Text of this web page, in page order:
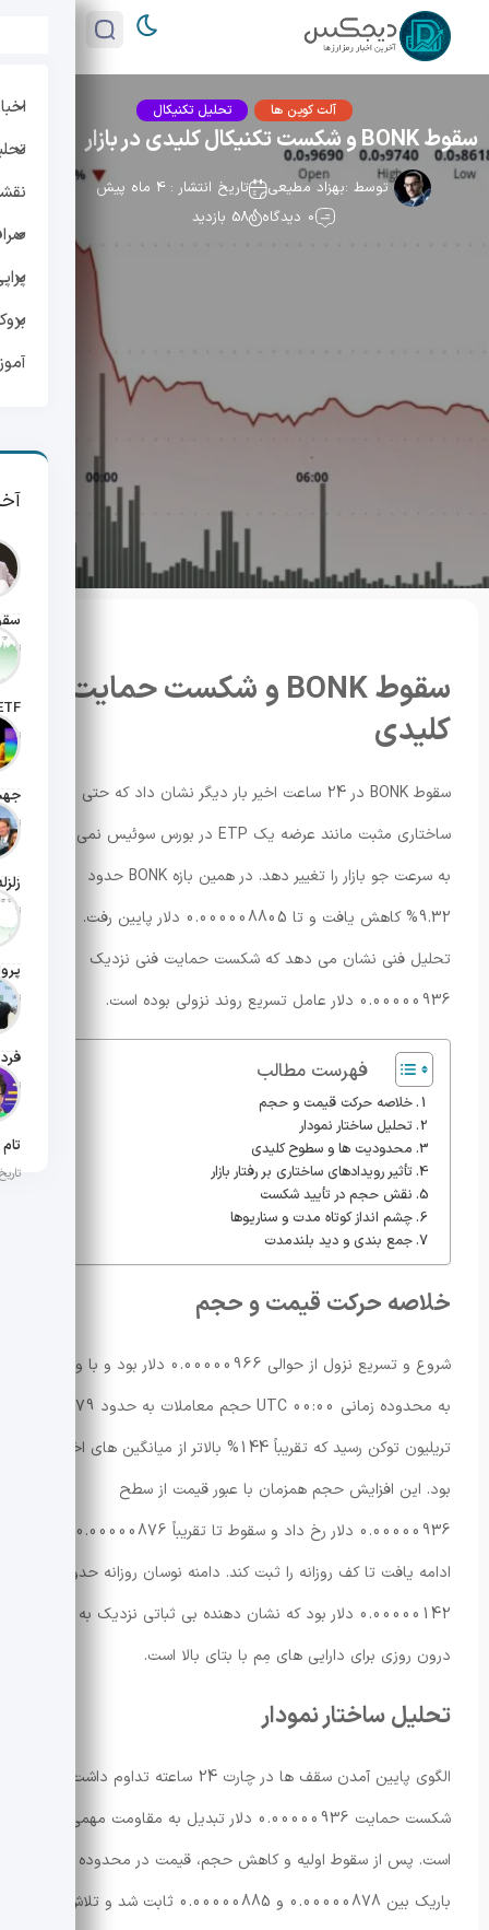
تاریخ
تاریخ
تاریخ
تاریخ
تاریخ
تاریخ
تاریخ
آلت کوین ها تحلیل تکنیکال
سقوط BONK و شکست تکنیکال کلیدی در بازار
توسط :بهزاد مطیعی
تاریخ انتشار : 4 ماه پیش
0 دیدگاه
58 بازدید
سقوط BONK و شکست حمایت
کلیدی
سقوط BONK در 24 ساعت اخیر بار دیگر نشان داد که حتی اخبار
ساختاری مثبت مانند عرضه یک ETP در بورس سوئیس نمی تواند
به سرعت جو بازار را تغییر دهد. در همین بازه BONK حدود
9.32% کاهش یافت و تا 0.000008805 دلار پایین رفت.
تحلیل فنی نشان می دهد که شکست حمایت فنی نزدیک
0.00000936 دلار عامل تسریع روند نزولی بوده است.
فهرست مطالب
خلاصه حرکت قیمت و حجم
تحلیل ساختار نمودار
محدودیت ها و سطوح کلیدی
تأثیر رویدادهای ساختاری بر رفتار بازار
نقش حجم در تأیید شکست
چشم انداز کوتاه مدت و سناریوها
جمع بندی و دید بلندمدت
خلاصه حرکت قیمت و حجم
شروع و تسریع نزول از حوالی 0.00000966 دلار بود و با ورود
به محدوده زمانی 00:00 UTC حجم معاملات به حدود 1.79
تریلیون توکن رسید که تقریباً 144% بالاتر از میانگین های اخیر
بود. این افزایش حجم همزمان با عبور قیمت از سطح
ادامه یافت تا کف روزانه را ثبت کند. دامنه نوسان روزانه حدود
درون روزی برای دارایی های مِم با بتای بالا است.
تحلیل ساختار نمودار
الگوی پایین آمدن سقف ها در چارت 24 ساعته تداوم داشت و
شکست حمایت 0.00000936 دلار تبدیل به مقاومت مهمی شده
است. پس از سقوط اولیه و کاهش حجم، قیمت در محدوده
باریک بین 0.00000878 و 0.00000885 ثابت شد و تلاش